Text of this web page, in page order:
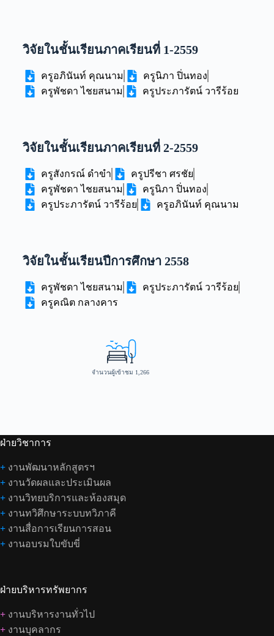
วิจัยในชั้นเรียนภาคเรียนที่ 1-2559
ครูอภินันท์ คุณนาม
ครูนิภา ปิ่นทอง
ครูพัชดา ไชยสนาม
ครูประภารัตน์ วารีร้อย
วิจัยในชั้นเรียนภาคเรียนที่ 2-2559
ครูสังกรณ์ ดำขำ
ครูปรีชา ศรชัย
ครูพัชดา ไชยสนาม
ครูนิภา ปิ่นทอง
ครูประภารัตน์ วารีร้อย
ครูอภินันท์ คุณนาม
วิจัยในชั้นเรียนปีการศึกษา 2558
ครูพัชดา ไชยสนาม
ครูประภารัตน์ วารีร้อย
ครูคณิต กลางคาร
จำนวนผู้เข้าชม 1,266
ฝ่ายวิชาการ
+ งานพัฒนาหลักสูตรฯ
+ งานวัดผลและประเมินผล
+ งานวิทยบริการและห้องสมุด
+ งานทวิศึกษาระบบทวิภาคี
+ งานสื่อการเรียนการสอน
+ งานอบรมใบขับขี่
ฝ่ายบริหารทรัพยากร
+ งานบริหารงานทั่วไป
+ งานบุคลากร